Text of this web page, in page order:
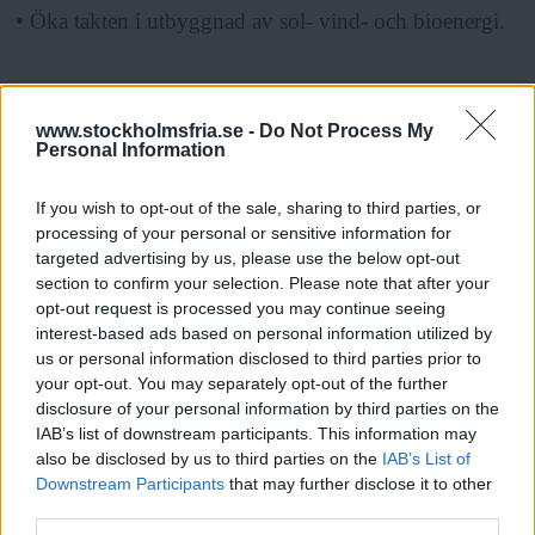
www.stockholmsfria.se - Do Not Process My
Personal Information
If you wish to opt-out of the sale, sharing to third parties, or
processing of your personal or sensitive information for
targeted advertising by us, please use the below opt-out
section to confirm your selection. Please note that after your
opt-out request is processed you may continue seeing
interest-based ads based on personal information utilized by
us or personal information disclosed to third parties prior to
your opt-out. You may separately opt-out of the further
disclosure of your personal information by third parties on the
IAB’s list of downstream participants. This information may
also be disclosed by us to third parties on the IAB’s List of
Downstream Participants that may further disclose it to other
Läs Frias efterträdare!
• Öka takten i utbyggnad av sol- vind- och bioenergi.
• Förbjud fossilbränsleförsäljning efter 2030.
• Avbryt bygge och planering av alla nya motorvägar.
• Sätt högre energikrav på alla nybyggen och bygg
mer trähus.
• Påverka och minska flygresorna.
• Engagera medborgarna i arbetet med resurseffektiva
kretslopp.